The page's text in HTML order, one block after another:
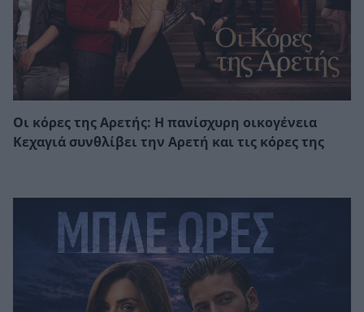
Οι κόρες της Αρετής: Η πανίσχυρη οικογένεια
Κεχαγιά συνθλίβει την Αρετή και τις κόρες της